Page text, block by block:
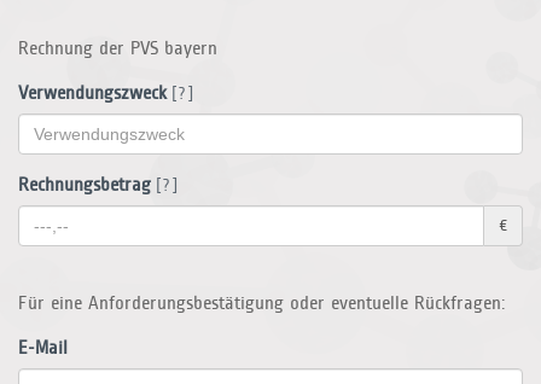
Rechnung der PVS bayern
Verwendungszweck [?]
Rechnungsbetrag [?]
€
Für eine Anforderungsbestätigung oder eventuelle Rückfragen:
E-Mail